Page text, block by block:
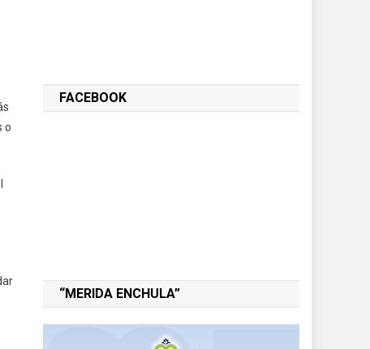
o
FACEBOOK
“MERIDA ENCHULA”